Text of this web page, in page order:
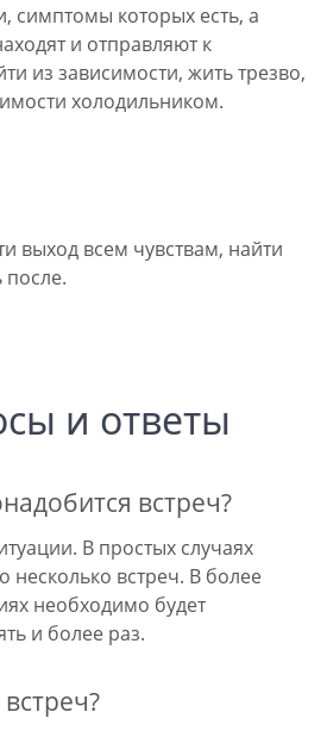
симптомы которых есть, а
и отправляют к
из зависимости, жить трезво,
холодильником.
выход всем чувствам, найти
и ответы
встреч?
В простых случаях
несколько встреч. В более
необходимо будет
и более раз.